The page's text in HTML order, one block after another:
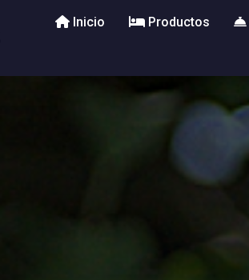
Inicio Productos